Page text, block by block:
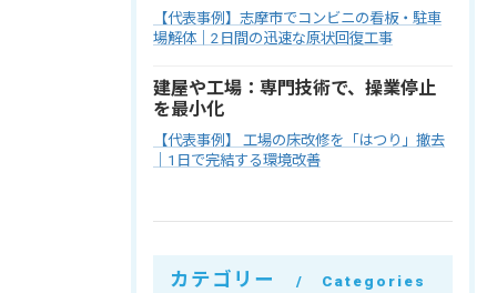
【代表事例】志摩市でコンビニの看板・駐車
場解体｜2日間の迅速な原状回復工事
建屋や工場：専門技術で、操業停止
を最小化
【代表事例】 工場の床改修を「はつり」撤去
｜1日で完結する環境改善
カテゴリー Categories